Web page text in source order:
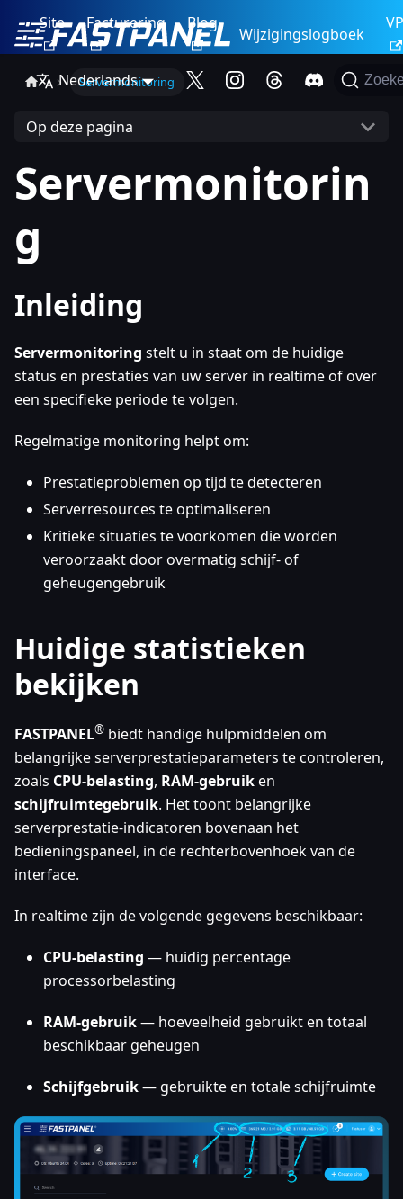
Site Facturering Blog
Wijzigingslogboek
Nederlands
Servermonitoring
Op deze pagina
Servermonitorin
g
Inleiding
Servermonitoring stelt u in staat om de huidige
status en prestaties van uw server in realtime of over
een specifieke periode te volgen.
Regelmatige monitoring helpt om:
Prestatieproblemen op tijd te detecteren
Serverresources te optimaliseren
Kritieke situaties te voorkomen die worden
veroorzaakt door overmatig schijf- of
geheugengebruik
Huidige statistieken
bekijken
FASTPANEL® biedt handige hulpmiddelen om
belangrijke serverprestatieparameters te controleren,
zoals CPU-belasting, RAM-gebruiken
schijfruimtegebruik. Het toont belangrijke
serverprestatie-indicatoren bovenaan het
bedieningspaneel, in de rechterbovenhoek van de
interface.
In realtime zijn de volgende gegevens beschikbaar:
CPU-belasting — huidig percentage
processorbelasting
RAM-gebruik— hoeveelheid gebruikt en totaal
beschikbaar geheugen
Schijfgebruik— gebruikte en totale schijfruimte